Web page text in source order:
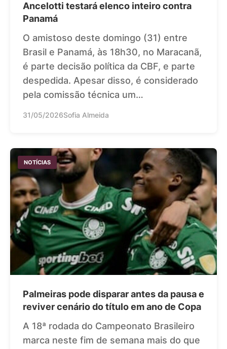
Ancelotti testará elenco inteiro contra
Panamá
O amistoso deste domingo (31) entre
Brasil e Panamá, às 18h30, no Maracanã,
é parte decisão política da CBF, e parte
despedida. Apesar disso, é considerado
pela comissão técnica um…
31/05/2026Sofia Almeida
NOTÍCIAS
Palmeiras pode disparar antes da pausa e
reviver cenário do título em ano de Copa
A 18ª rodada do Campeonato Brasileiro
marca neste fim de semana mais do que